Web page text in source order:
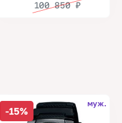
100 850₽
-15%
муж.